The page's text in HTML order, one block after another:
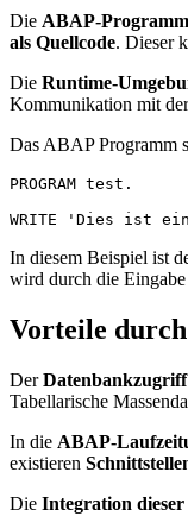
Die ABAP-
als Quellcode. Dieser
Die Runtime-
Kommunikation mit
Das ABAP Programm
PROGRAM test.
WRITE 'Dies ist
In diesem Beispiel ist
wird durch die Eingabe
Vorteile
Der
Tabellarische
In die ABAP-
existieren
Die Integration